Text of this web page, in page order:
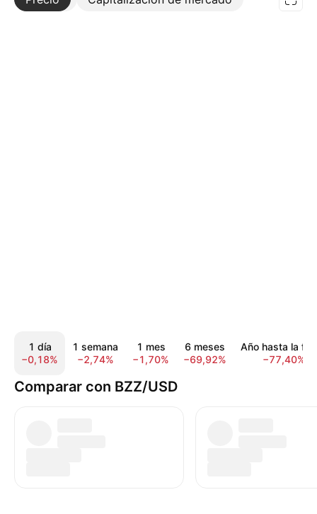
1 día
−0,18%
1 semana
−2,74%
1 mes
−1,70%
6 meses
−69,92%
Año hasta la
−77,40%
Comparar con BZZ/USD